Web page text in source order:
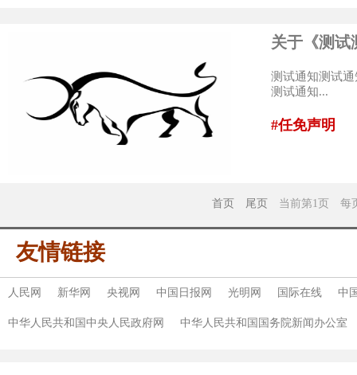
关于《测试
测试通知测试
测试通知...
#任免声明
首页 尾页 当前第1页 每
友情链接
人民网 新华网 央视网 中国日报网 光明网 国际在线 中
中华人民共和国中央人民政府网 中华人民共和国国务院新闻办公室